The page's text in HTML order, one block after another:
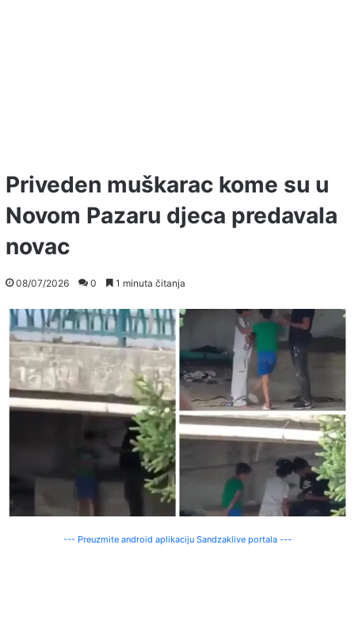
Priveden muškarac kome su u
Novom Pazaru djeca predavala
novac
08/07/2026 0 1 minuta čitanja
--- Preuzmite android aplikaciju Sandzaklive portala ---